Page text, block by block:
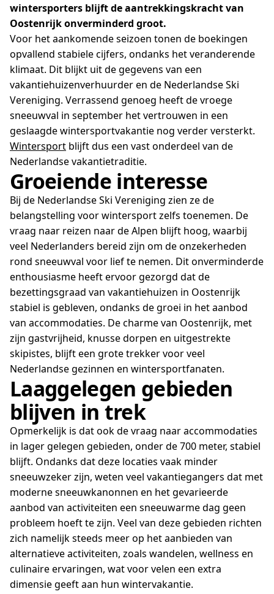
wintersporters blijft de aantrekkingskracht van
Oostenrijk onverminderd groot.
Voor het aankomende seizoen tonen de boekingen
opvallend stabiele cijfers, ondanks het veranderende
klimaat. Dit blijkt uit de gegevens van een
vakantiehuizenverhuurder en de Nederlandse Ski
Vereniging. Verrassend genoeg heeft de vroege
sneeuwval in september het vertrouwen in een
geslaagde wintersportvakantie nog verder versterkt.
Wintersport blijft dus een vast onderdeel van de
Nederlandse vakantietraditie.
Groeiende interesse
Bij de Nederlandse Ski Vereniging zien ze de
belangstelling voor wintersport zelfs toenemen. De
vraag naar reizen naar de Alpen blijft hoog, waarbij
veel Nederlanders bereid zijn om de onzekerheden
rond sneeuwval voor lief te nemen. Dit onverminderde
enthousiasme heeft ervoor gezorgd dat de
bezettingsgraad van vakantiehuizen in Oostenrijk
stabiel is gebleven, ondanks de groei in het aanbod
van accommodaties. De charme van Oostenrijk, met
zijn gastvrijheid, knusse dorpen en uitgestrekte
skipistes, blijft een grote trekker voor veel
Nederlandse gezinnen en wintersportfanaten.
Laaggelegen gebieden
blijven in trek
Opmerkelijk is dat ook de vraag naar accommodaties
in lager gelegen gebieden, onder de 700 meter, stabiel
blijft. Ondanks dat deze locaties vaak minder
sneeuwzeker zijn, weten veel vakantiegangers dat met
moderne sneeuwkanonnen en het gevarieerde
aanbod van activiteiten een sneeuwarme dag geen
probleem hoeft te zijn. Veel van deze gebieden richten
zich namelijk steeds meer op het aanbieden van
alternatieve activiteiten, zoals wandelen, wellness en
culinaire ervaringen, wat voor velen een extra
dimensie geeft aan hun wintervakantie.